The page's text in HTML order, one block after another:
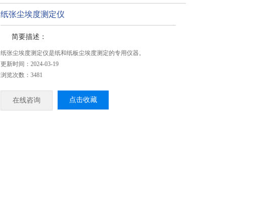
纸张尘埃度测定仪
简要描述：
纸张尘埃度测定仪是纸和纸板尘埃度测定的专用仪器。
更新时间：2024-03-19
浏览次数：3481
在线咨询 点击收藏